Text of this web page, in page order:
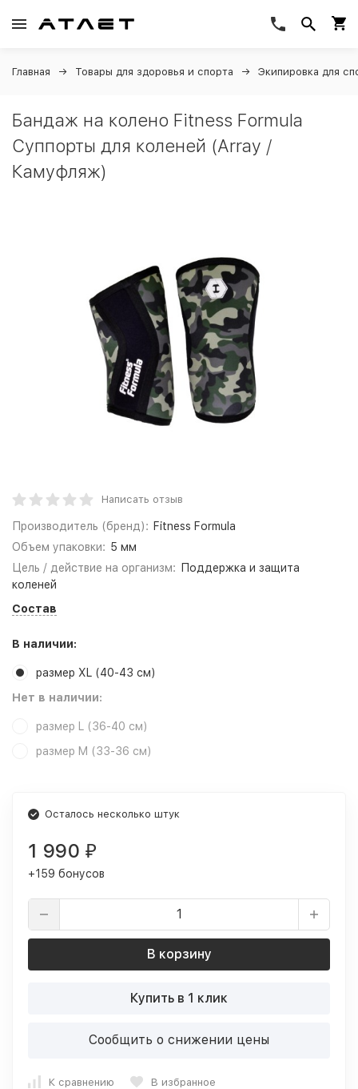
Главная Товары для здоровья и спорта Экипировка для
Бандаж на колено Fitness Formula
Суппорты для коленей (Array /
Камуфляж)
Написать отзыв
Производитель (бренд): Fitness Formula
Объем упаковки: 5 мм
Цель / действие на организм:
Поддержка и защита
коленей
Состав
В наличии:
размер XL (40-43 см)
Нет в наличии:
размер L (36-40 см)
размер M (33-36 см)
Осталось несколько штук
1 990 ₽
+159 бонусов
В корзину
Купить в 1 клик
Сообщить о снижении цены
К сравнению В избранное